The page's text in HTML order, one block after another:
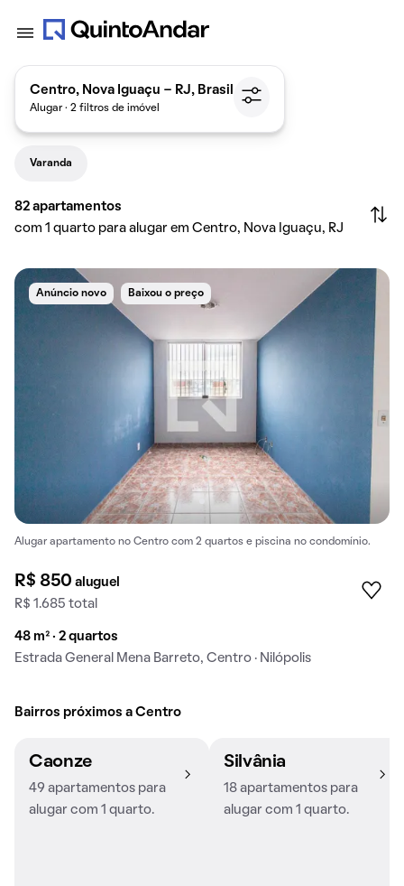
Centro, Nova Iguaçu - RJ, Brasil
Alugar · 2 filtros de imóvel
Varanda
82 apartamentos
com 1 quarto para alugar em Centro, Nova Iguaçu, RJ
Anúncio novo Baixou o preço
Alugar apartamento no Centro com 2 quartos e piscina no condomínio.
R$ 850aluguel
R$ 1.685 total
48 m² · 2 quartos
Estrada General Mena Barreto, Centro · Nilópolis
Bairros próximos a Centro
Caonze
49 apartamentos para
alugar com 1 quarto.
Silvânia
18 apartamentos para
alugar com 1 quarto.